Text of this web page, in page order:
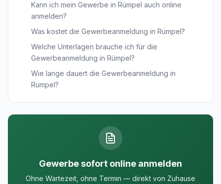
Kann ich mein Gewerbe in Rümpel auch online
anmelden?
Was kostet die Gewerbeanmeldung in Rümpel?
Welche Unterlagen brauche ich für die
Gewerbeanmeldung in Rümpel?
Wie lange dauert die Gewerbeanmeldung in
Rümpel?
Gewerbe sofort online anmelden
Ohne Wartezeit, ohne Termin — direkt von Zuhause